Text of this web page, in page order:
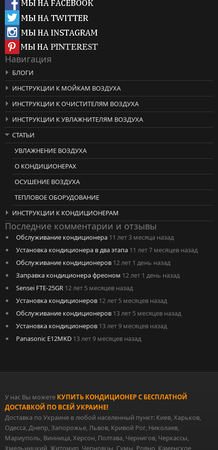
Навигация
БЛОГИ
ИНСТРУКЦИИ К МОЙКАМ ВОЗДУХА
ИНСТРУКЦИИ К ОЧИСТИТЕЛЯМ ВОЗДУХА
ИНСТРУКЦИИ К УВЛАЖНИТЕЛЯМ ВОЗДУХА
СТАТЬИ
УВЛАЖНЕНИЕ ВОЗДУХА
О КОНДИЦИОНЕРАХ
ОСУШЕНИЕ ВОЗДУХА
ТЕПЛОВОЕ ОБОРУДОВАНИЕ
ИНСТРУКЦИИ К КОНДИЦИОНЕРАМ
Последние комментарии и отзывы
Обслуживание кондиционера 11 лет 3 месяца назад
Установка кондиционера в два этапа 11 лет 7 месяцев назад
Обслуживание кондиционеров 12 лет 1 день назад
Заправка кондиционера фреоном 12 лет 1 день назад
Sensei FTE-25GR 12 лет 5 месяцев назад
Установка кондиционеров 12 лет 5 месяцев назад
Обслуживание кондиционеров 13 лет 5 месяцев назад
Установка кондиционеров 13 лет 9 месяцев назад
Panasonic E12MKD 13 лет 9 месяцев назад
У нас Вы можете КУПИТЬ КОНДИЦИОНЕР С БЕСПЛАТНОЙ
ДОСТАВКОЙ ПО ВСЕЙ УКРАИНЕ!
Доставка по Украине в любой населенный пункт: Киев, Харьков,
Одесса, Днепр, Запорожье, Львов, Кривой Рог, Николаев,
Мариуполь, Винница, Херсон, Полтава, Чернигов, Черкассы,
Хмельницкий, Житомир, Черновцы, Сумы, Ровно, Каменское,